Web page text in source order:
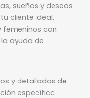
sueños y deseos.
cliente ideal,
femeninos con
ayuda de
y detallados de
específica